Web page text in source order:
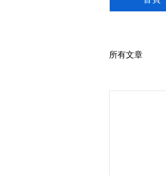
所有文章